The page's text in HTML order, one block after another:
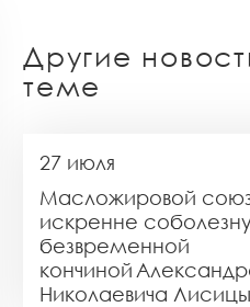
Другие
теме
27 июля
Масложировой
искренне
безвременной
кончиной
Николаевича